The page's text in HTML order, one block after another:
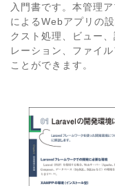
入門書です。本管理
によるWebアプリの
クスト処理、ビュー
レーション、ファイ
ことができます。